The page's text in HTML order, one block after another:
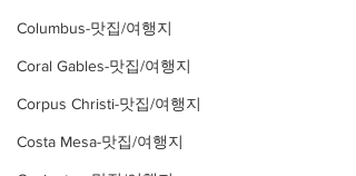
Columbus-맛집/여행지
Coral Gables-맛집/여행지
Corpus Christi-맛집/여행지
Costa Mesa-맛집/여행지